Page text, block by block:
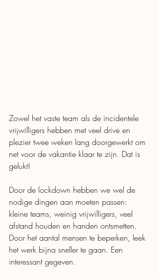
Zowel het vaste team als de incidentele
vrijwilligers hebben met veel drive en
plezier twee weken lang doorgewerkt om
net voor de vakantie klaar te zijn. Dat is
gelukt!
Door de lockdown hebben we wel de
nodige dingen aan moeten passen:
kleine teams, weinig vrijwilligers, veel
afstand houden en handen ontsmetten.
Door het aantal mensen te beperken, leek
het werk bijna sneller te gaan. Een
interessant gegeven.